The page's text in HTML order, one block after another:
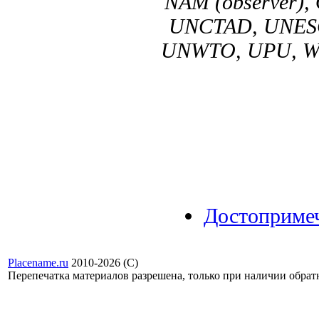
UNCTAD,
UNWTO, UPU,
Placename.ru 2010-2026 (С)
Перепечатка материалов разрешена, только при наличии